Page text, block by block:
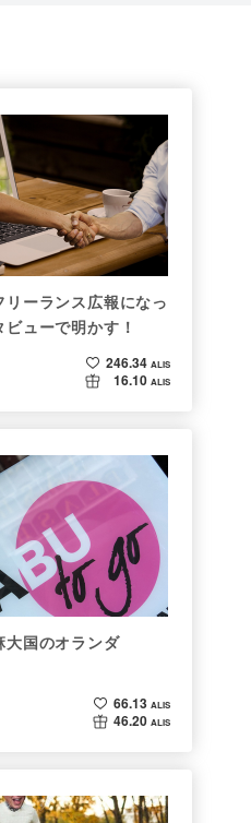
ーランス広報になっ
ューで明かす！
246.34 ALIS
16.10 ALIS
大国のオランダ
66.13 ALIS
46.20 ALIS